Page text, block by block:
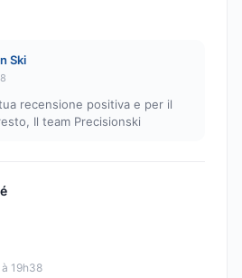
Ski
recensione positiva e per il
Il team Precisionski
19h38